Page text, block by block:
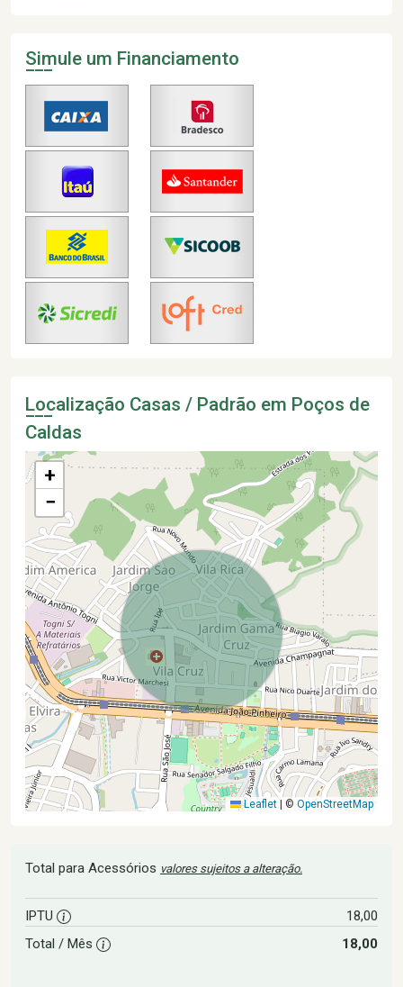
Simule um Financiamento
Localização Casas / Padrão em Poços de
Caldas
+
−
Leaflet © OpenStreetMap
Total para Acessórios valores sujeitos a alteração.
IPTU
18,00
Total / Mês
18,00